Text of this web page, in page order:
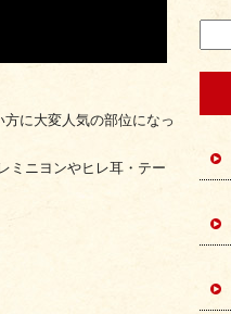
に大変人気の部位になっ
ミニヨンやヒレ耳・テー